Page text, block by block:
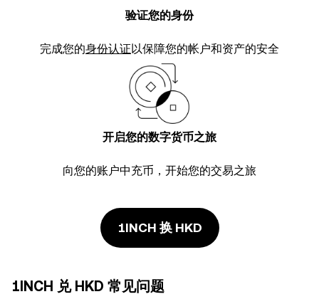
验证您的身份
完成您的身份认证以保障您的帐户和资产的安全
开启您的数字货币之旅
向您的账户中充币，开始您的交易之旅
1INCH 换 HKD
1INCH 兑 HKD 常见问题